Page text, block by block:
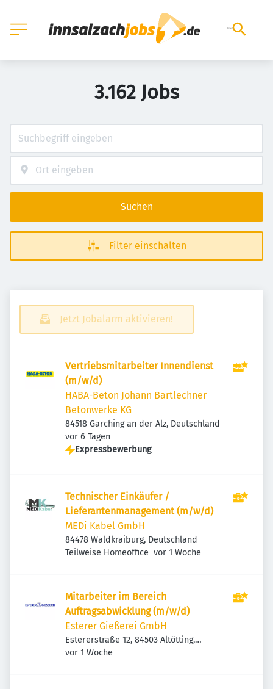
3.162 Jobs
Suchen
Filter einschalten
Jetzt Jobalarm aktivieren!
Vertriebsmitarbeiter Innendienst
(m/w/d)
HABA-Beton Johann Bartlechner
Betonwerke KG
84518 Garching an der Alz, Deutschland
Veröffentlicht
vor 6 Tagen
Expressbewerbung
Technischer Einkäufer /
Lieferantenmanagement (m/w/d)
MEDi Kabel GmbH
84478 Waldkraiburg, Deutschland
Teilweise Homeoffice Veröffentlicht
vor 1 Woche
Mitarbeiter im Bereich
Auftragsabwicklung (m/w/d)
Esterer Gießerei GmbH
Estererstraße 12, 84503 Altötting,
Deutschland
Veröffentlicht
vor 1 Woche